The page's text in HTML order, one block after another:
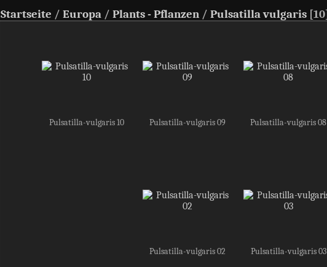
Startseite / Europa / Plants - Pflanzen / Pulsatilla vulgaris 10
Pulsatilla-vulgaris 10 Pulsatilla-vulgaris 09 Pulsatilla-vulgaris 08
Pulsatilla-vulgaris 02 Pulsatilla-vulgaris 03